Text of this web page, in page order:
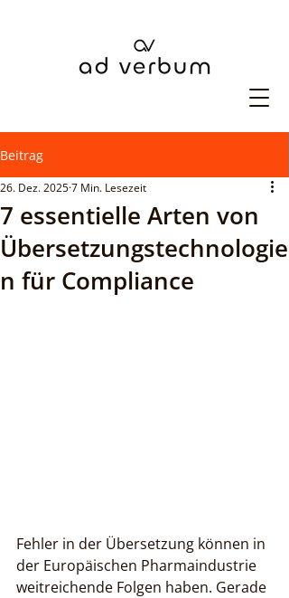
Beitrag
7 essentielle Arten von
Übersetzungstechnologie
n für Compliance
26. Dez. 20257 Min. Lesezeit
Fehler in der Übersetzung können in
der Europäischen Pharmaindustrie
weitreichende Folgen haben. Gerade